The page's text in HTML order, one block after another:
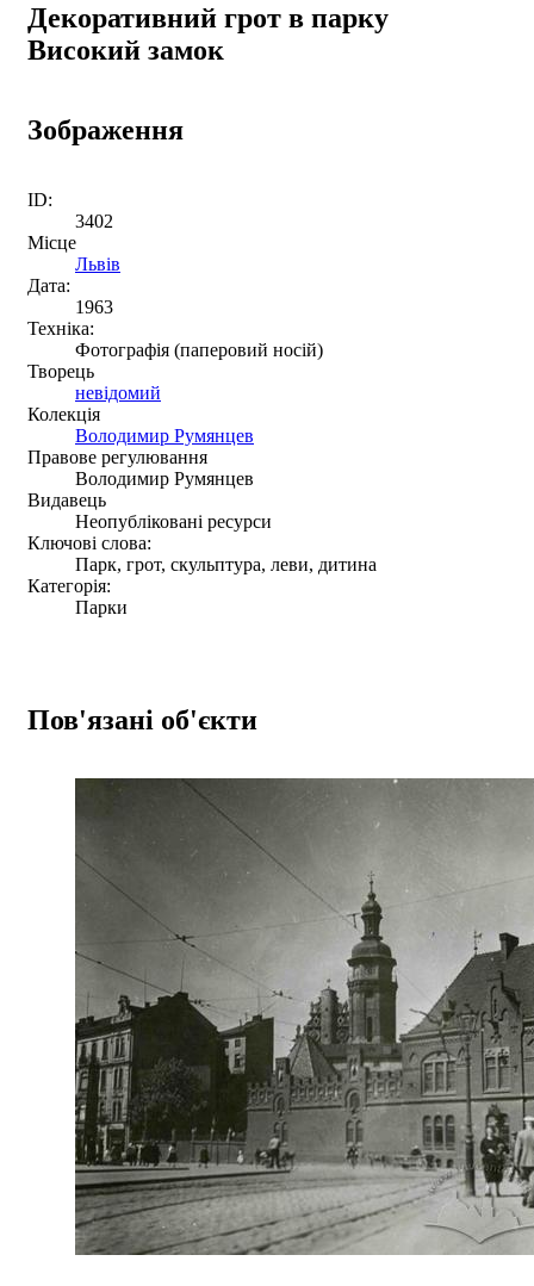
Декоративний грот в парку
Високий замок
Зображення
ID:
3402
Місце
Львів
Дата:
1963
Техніка:
Фотографія (паперовий носій)
Творець
невідомий
Колекція
Володимир Румянцев
Правове регулювання
Володимир Румянцев
Видавець
Неопубліковані ресурси
Ключові слова:
Парк, грот, скульптура, леви, дитина
Категорія:
Парки
Пов'язані об'єкти